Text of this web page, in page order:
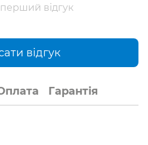
відгук
відгук
Гарантія